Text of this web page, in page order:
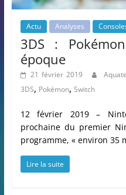
Actu Analyses
3DS :
époque
21 février 2019
3DS, Pokémon, Switch
12 février 2019 –
prochaine du premier
programme, « environ 35
Lire la suite